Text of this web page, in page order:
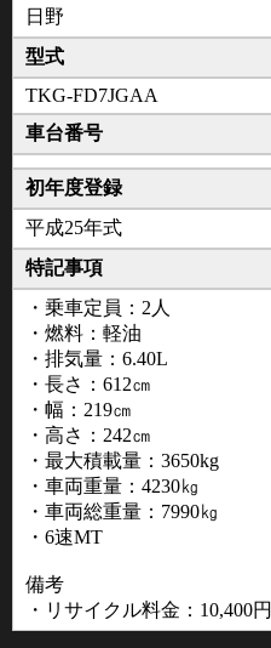
日野
型式
TKG-FD7JGAA
車台番号
初年度登録
平成25年式
特記事項
・乗車定員：2人
・燃料：軽油
・排気量：6.40L
・長さ：612㎝
・幅：219㎝
・高さ：242㎝
・最大積載量：3650kg
・車両重量：4230㎏
・車両総重量：7990㎏
・6速MT
備考
・リサイクル料金：10,400円